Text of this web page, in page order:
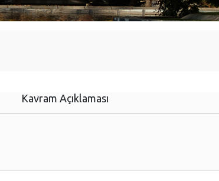
Kavram Açıklaması